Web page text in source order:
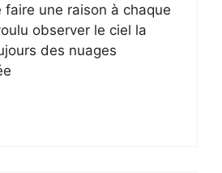
faire une raison à chaque
observer le ciel la
des nuages